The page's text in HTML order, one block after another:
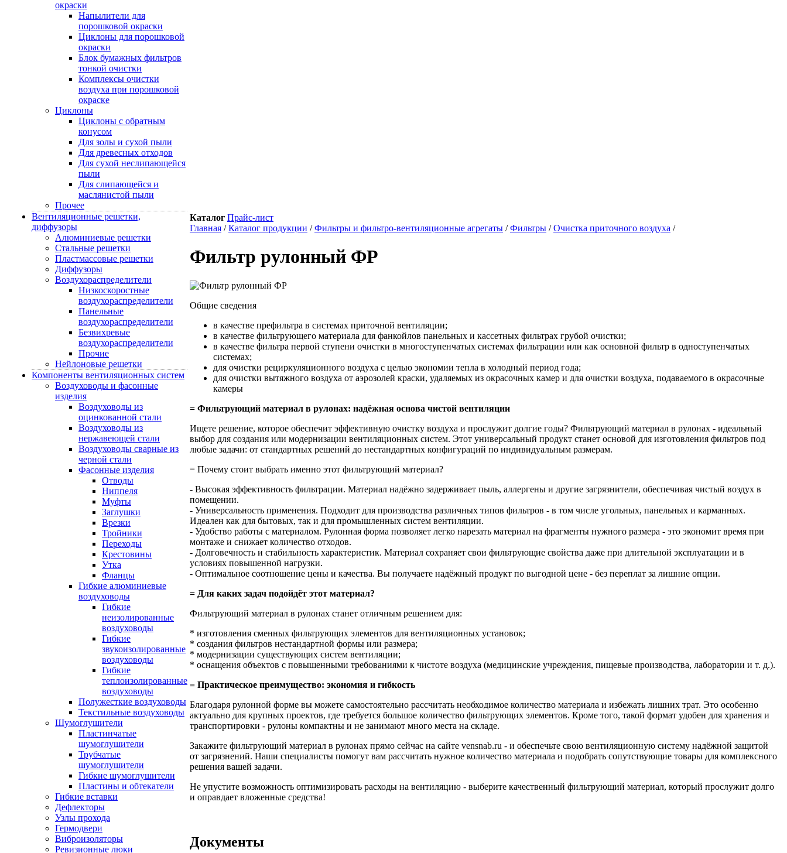
окраски
Напылители для
порошковой окраски
Циклоны для порошковой
окраски
Блок бумажных фильтров
тонкой очистки
Комплексы очистки
воздуха при порошковой
окраске
Циклоны
Циклоны с обратным
конусом
Для золы и сухой пыли
Для древесных отходов
Для сухой неслипающейся
пыли
Для слипающейся и
маслянистой пыли
Прочее
Вентиляционные решетки,
диффузоры
Алюминиевые решетки
Стальные решетки
Пластмассовые решетки
Диффузоры
Воздухораспределители
Низкоскоростные
воздухораспределители
Панельные
воздухораспределители
Безвихревые
воздухораспределители
Прочие
Нейлоновые решетки
Компоненты вентиляционных систем
Воздуховоды и фасонные
изделия
Воздуховоды из
оцинкованной стали
Воздуховоды из
нержавеющей стали
Воздуховоды сварные из
черной стали
Фасонные изделия
Отводы
Ниппеля
Муфты
Заглушки
Врезки
Тройники
Переходы
Крестовины
Утка
Фланцы
Гибкие алюминиевые
воздуховоды
Гибкие
неизолированные
воздуховоды
Гибкие
звукоизолированные
воздуховоды
Гибкие
теплоизолированные
воздуховоды
Полужесткие воздуховоды
Текстильные воздуховоды
Шумоглушители
Пластинчатые
шумоглушители
Трубчатые
шумоглушители
Гибкие шумоглушители
Пластины и обтекатели
Гибкие вставки
Дефлекторы
Узлы прохода
Гермодвери
Виброизоляторы
Ревизионные люки
Каталог Прайс-лист
Главная /Каталог продукции /Фильтры и фильтро-вентиляционные агрегаты /Фильтры /Очистка приточного воздуха /
Фильтр рулонный ФР
Общие сведения
в качестве префильтра в системах приточной вентиляции;
в качестве фильтрующего материала для фанкойлов панельных и кассетных фильтрах грубой очистки;
в качестве фильтра первой ступени очистки в многоступенчатых системах фильтрации или как основной фильтр в одноступенчатых
системах;
для очистки рециркуляционного воздуха с целью экономии тепла в холодный период года;
для очистки вытяжного воздуха от аэрозолей краски, удаляемых из окрасочных камер и для очистки воздуха, подаваемого в окрасочные
камеры
= Фильтрующий материал в рулонах: надёжная основа чистой вентиляции
Ищете решение, которое обеспечит эффективную очистку воздуха и прослужит долгие годы? Фильтрующий материал в рулонах - идеальный
выбор для создания или модернизации вентиляционных систем. Этот универсальный продукт станет основой для изготовления фильтров под
любые задачи: от стандартных решений до нестандартных конфигураций по индивидуальным размерам.
= Почему стоит выбрать именно этот фильтрующий материал?
- Высокая эффективность фильтрации. Материал надёжно задерживает пыль, аллергены и другие загрязнители, обеспечивая чистый воздух в
помещении.
- Универсальность применения. Подходит для производства различных типов фильтров - в том числе угольных, панельных и карманных.
Идеален как для бытовых, так и для промышленных систем вентиляции.
- Удобство работы с материалом. Рулонная форма позволяет легко нарезать материал на фрагменты нужного размера - это экономит время при
монтаже и снижает количество отходов.
- Долговечность и стабильность характеристик. Материал сохраняет свои фильтрующие свойства даже при длительной эксплуатации и в
условиях повышенной нагрузки.
- Оптимальное соотношение цены и качества. Вы получаете надёжный продукт по выгодной цене - без переплат за лишние опции.
= Для каких задач подойдёт этот материал?
Фильтрующий материал в рулонах станет отличным решением для:
* изготовления сменных фильтрующих элементов для вентиляционных установок;
* создания фильтров нестандартной формы или размера;
* модернизации существующих систем вентиляции;
* оснащения объектов с повышенными требованиями к чистоте воздуха (медицинские учреждения, пищевые производства, лаборатории и т. д.).
= Практическое преимущество: экономия и гибкость
Благодаря рулонной форме вы можете самостоятельно рассчитать необходимое количество материала и избежать лишних трат. Это особенно
актуально для крупных проектов, где требуется большое количество фильтрующих элементов. Кроме того, такой формат удобен для хранения и
транспортировки - рулоны компактны и не занимают много места на складе.
Закажите фильтрующий материал в рулонах прямо сейчас на сайте vensnab.ru - и обеспечьте свою вентиляционную систему надёжной защитой
от загрязнений. Наши специалисты помогут вам рассчитать нужное количество материала и подобрать сопутствующие товары для комплексного
решения вашей задачи.
Не упустите возможность оптимизировать расходы на вентиляцию - выберите качественный фильтрующий материал, который прослужит долго
и оправдает вложенные средства!
Документы